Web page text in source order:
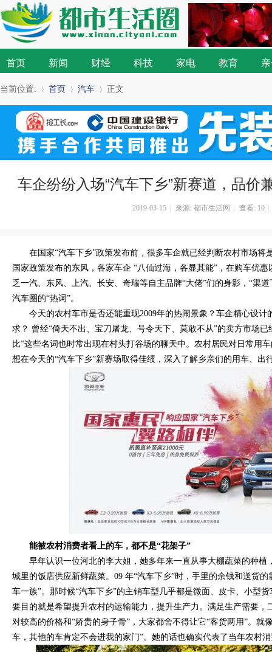
首页 新闻 财经 科技 家电 教育
当前位置: 首页
›
汽车
›
正文
车企纷纷入场“汽车下乡”新赛道，品价
2019-03-15 来源: 都市生活网 查看: 10
在国家“汽车下乡”政策发布前，很多车企就已经判断农村市场将
国家政策发布的东风，各家车企 “八仙过海，各显其能”，在购车优
乏一汽、东风、上汽、长安、奇瑞等自主品牌“大佬”们的身影，“渠
汽车圈的“热词”。
今天的农村车市是否还能重现2009年的热闹景象？车企精心设
求？ 曾经“倚天不出、宝刀屠龙、号令天下、莫敢不从”的卖方市场
比”这些名词也时常出现在村头打谷场的聊天中。农村居民对日常用
想在今天的“汽车下乡”新赛场取得佳绩，深入了解乡亲们的用车、出
能被农村消费者看上的车，都不是“花架子”
早年认识一位河北的李大姐，她多年来一直从事大棚蔬菜的种植
城里的饭店供应新鲜蔬菜。09 年“汽车下乡”时，手里的余钱和送货
车一族”。那时候“汽车下乡”的主销车型几乎都是微面、皮卡、小型
要目的就是希望提升农村的运输能力，提升生产力。满足生产需要，
对较高的价格和“娇贵的身子骨”，大家都舍不得让它“客货两用”。就
车，其他的车肯定不会进我的家门”。她的话也确实代表了当年农村